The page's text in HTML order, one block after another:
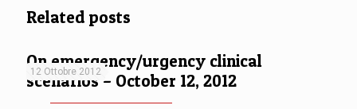
Related posts
12 Ottobre 2012
On emergency/urgency clinical
scenarios – October 12, 2012